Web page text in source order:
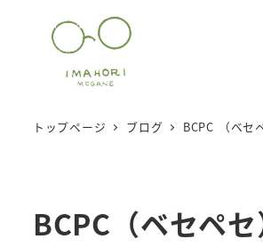
トップページ ブログ BCPC （ベセ
BCPC（ベセペ